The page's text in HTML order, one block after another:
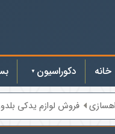
خانه دکوراسیون
فروش لوازم یدکی